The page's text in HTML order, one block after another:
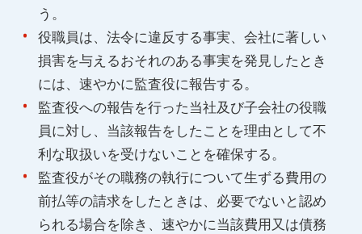
う。
役職員は、法令に違反する事実、会社に著しい
損害を与えるおそれのある事実を発見したとき
には、速やかに監査役に報告する。
監査役への報告を行った当社及び子会社の役職
員に対し、当該報告をしたことを理由として不
利な取扱いを受けないことを確保する。
監査役がその職務の執行について生ずる費用の
前払等の請求をしたときは、必要でないと認め
られる場合を除き、速やかに当該費用又は債務